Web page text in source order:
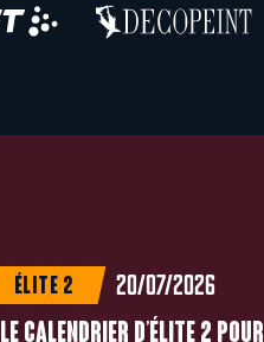
ÉLITE 2 20/07/2026
LE CALENDRIER D’ÉLITE 2 POUR